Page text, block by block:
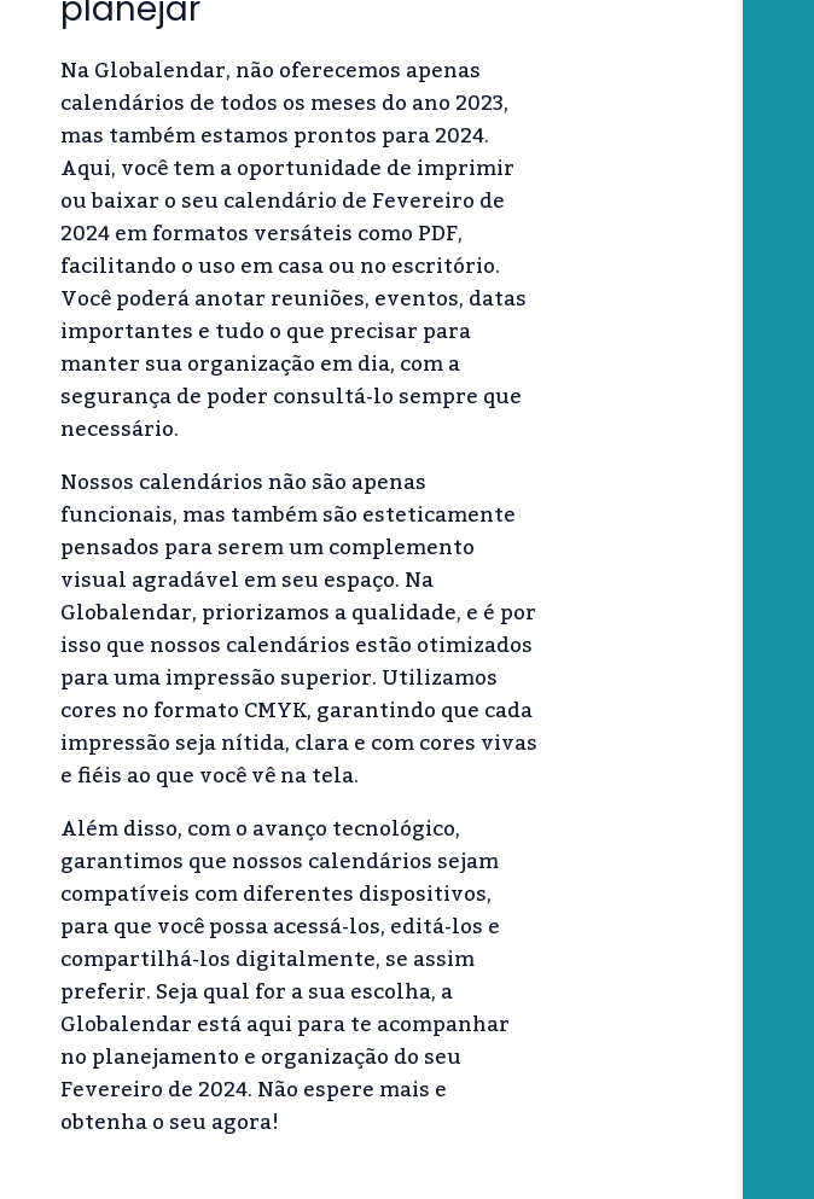
Na Globalendar, não oferecemos apenas
calendários de todos os meses do ano 2023,
mas também estamos prontos para 2024.
Aqui, você tem a oportunidade de imprimir
ou baixar o seu calendário de Fevereiro de
2024 em formatos versáteis como PDF,
facilitando o uso em casa ou no escritório.
Você poderá anotar reuniões, eventos, datas
importantes e tudo o que precisar para
manter sua organização em dia, com a
segurança de poder consultá-lo sempre que
necessário.
Nossos calendários não são apenas
funcionais, mas também são esteticamente
pensados para serem um complemento
visual agradável em seu espaço. Na
Globalendar, priorizamos a qualidade, e é por
isso que nossos calendários estão otimizados
para uma impressão superior. Utilizamos
cores no formato CMYK, garantindo que cada
impressão seja nítida, clara e com cores vivas
e fiéis ao que você vê na tela.
Além disso, com o avanço tecnológico,
garantimos que nossos calendários sejam
compatíveis com diferentes dispositivos,
para que você possa acessá-los, editá-los e
compartilhá-los digitalmente, se assim
preferir. Seja qual for a sua escolha, a
Globalendar está aqui para te acompanhar
no planejamento e organização do seu
Fevereiro de 2024. Não espere mais e
obtenha o seu agora!